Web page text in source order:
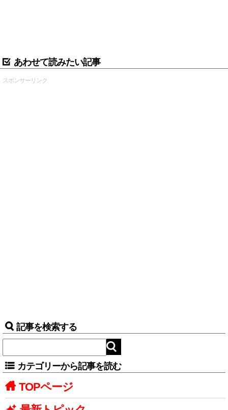
あわせて読みたい記事
スポンサーリンク
記事を検索する
カテゴリーから記事を読む
TOPページ